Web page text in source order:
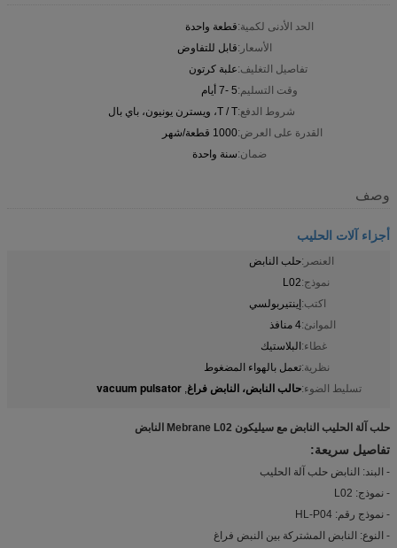
الحد الأدنى لكمية:قطعة واحدة
الأسعار:قابل للتفاوض
تفاصيل التغليف:علبة كرتون
وقت التسليم:5 -7 أيام
شروط الدفع:T / T، ويسترن يونيون، باي بال
القدرة على العرض:1000 قطعة/شهر
ضمان:سنة واحدة
وصف
أجزاء آلات الحليب
العنصر:حلب النابض
نموذج:L02
اكتب:إينتيربولسي
الموانئ:4 منافذ
غطاء:البلاستيك
نظرية:تعمل بالهواء المضغوط
تسليط الضوء:حالب النابض، النابض فراغ,
vacuum pulsator
حلب آلة الحليب النابض مع سيليكون Mebrane L02 النابض
تفاصيل سريعة:
- البند: النابض حلب آلة الحليب
- نموذج: L02
- نموذج رقم: HL-P04
- النوع: النابض المشتركة بين النبض فراغ